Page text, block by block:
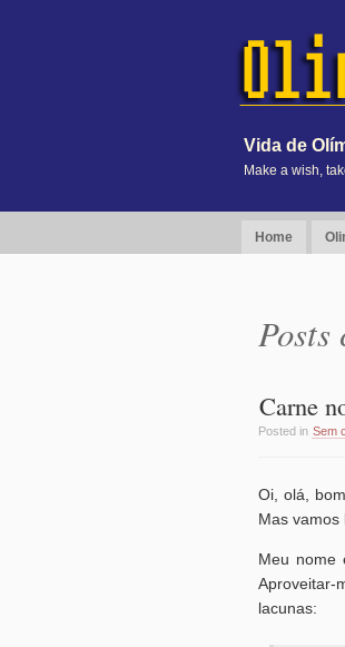
Vida de
Make a wish,
Home
Posts
Carne
Posted in Sem
Oi, olá,
Mas vamos
Meu nome
Aproveitar-
lacunas: